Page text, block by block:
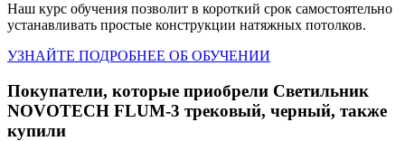
Наш курс обучения позволит в короткий срок самостоятельно
устанавливать простые конструкции натяжных потолков.
УЗНАЙТЕ ПОДРОБНЕЕ ОБ ОБУЧЕНИИ
Покупатели, которые приобрели Светильник
NOVOTECH FLUM-3 трековый, черный, также
купили